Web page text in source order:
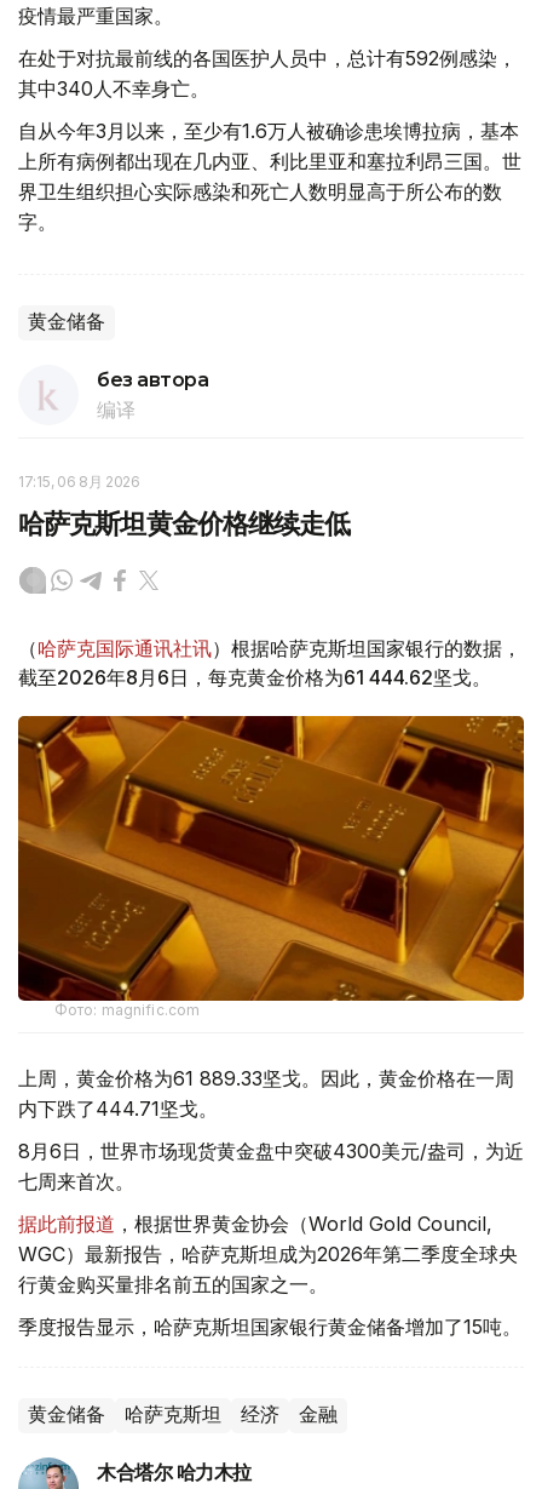
疫情最严重国家。
在处于对抗最前线的各国医护人员中，总计有592例感染，
其中340人不幸身亡。
自从今年3月以来，至少有1.6万人被确诊患埃博拉病，基本
上所有病例都出现在几内亚、利比里亚和塞拉利昂三国。世
界卫生组织担心实际感染和死亡人数明显高于所公布的数
字。
黄金储备
без автора
编译
17:15, 06 8月 2026
哈萨克斯坦黄金价格继续走低
（哈萨克国际通讯社讯）根据哈萨克斯坦国家银行的数据，
截至2026年8月6日，每克黄金价格为61 444.62坚戈。
Фото: magnific.com
上周，黄金价格为61 889.33坚戈。因此，黄金价格在一周
内下跌了444.71坚戈。
8月6日，世界市场现货黄金盘中突破4300美元/盎司，为近
七周来首次。
据此前报道 ，根据世界黄金协会（World Gold Council,
WGC）最新报告，哈萨克斯坦成为2026年第二季度全球央
行黄金购买量排名前五的国家之一。
季度报告显示，哈萨克斯坦国家银行黄金储备增加了15吨。
黄金储备 哈萨克斯坦 经济 金融
木合塔尔 哈力木拉